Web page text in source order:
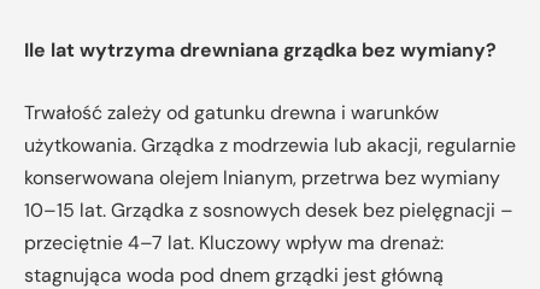
Ile lat wytrzyma drewniana grządka bez wymiany?
Trwałość zależy od gatunku drewna i warunków
użytkowania. Grządka z modrzewia lub akacji, regularnie
konserwowana olejem lnianym, przetrwa bez wymiany
10–15 lat. Grządka z sosnowych desek bez pielęgnacji –
przeciętnie 4–7 lat. Kluczowy wpływ ma drenaż:
stagnująca woda pod dnem grządki jest główną